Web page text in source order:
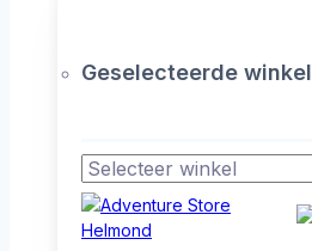
Geselecteerde winkel